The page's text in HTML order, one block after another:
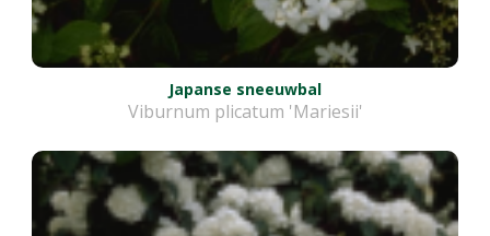
Japanse sneeuwbal
Viburnum plicatum 'Mariesii'